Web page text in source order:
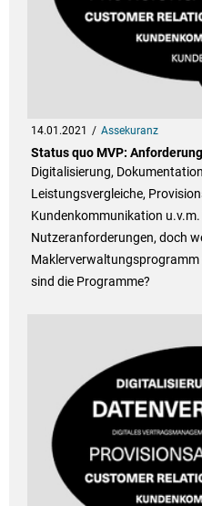
14.01.2021 Assekuranz
Status quo MVP:
Digitalisierung,
Leistungsvergleiche,
Kundenkommunikation
Nutzeranforderungen, doch
sind die Programme?